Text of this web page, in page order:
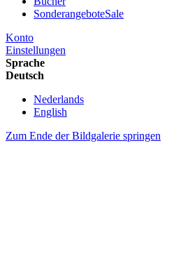
SonderangeboteSale
Konto
Einstellungen
Sprache
Deutsch
Nederlands
English
Zum Ende der Bildgalerie springen